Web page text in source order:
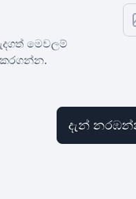
මෙවලම්
දැන්